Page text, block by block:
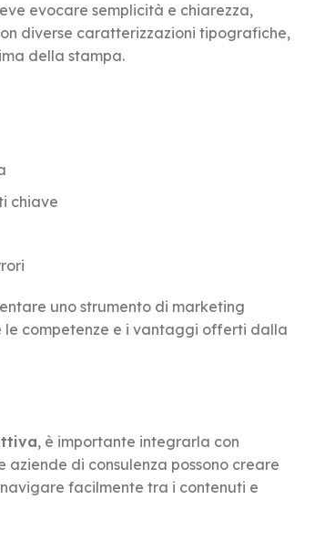
evocare semplicità e chiarezza,
diverse caratterizzazioni tipografiche,
della stampa.
chiave
uno strumento di marketing
competenze e i vantaggi offerti dalla
, è importante integrarla con
aziende di consulenza possono creare
facilmente tra i contenuti e